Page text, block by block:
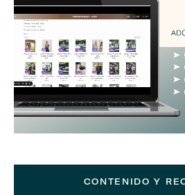
CONTENIDO Y